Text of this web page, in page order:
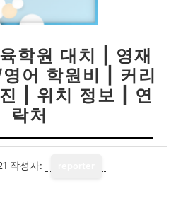
학원 대치 | 영재
어 학원비 | 커리
| 위치 정보 | 연
락처
작성자: